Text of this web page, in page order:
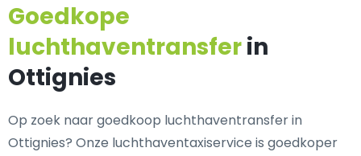
Goedkope
luchthaventransferin
Ottignies
Op zoek naar goedkoop luchthaventransfer in
Ottignies? Onze luchthaventaxiservice is goedkoper